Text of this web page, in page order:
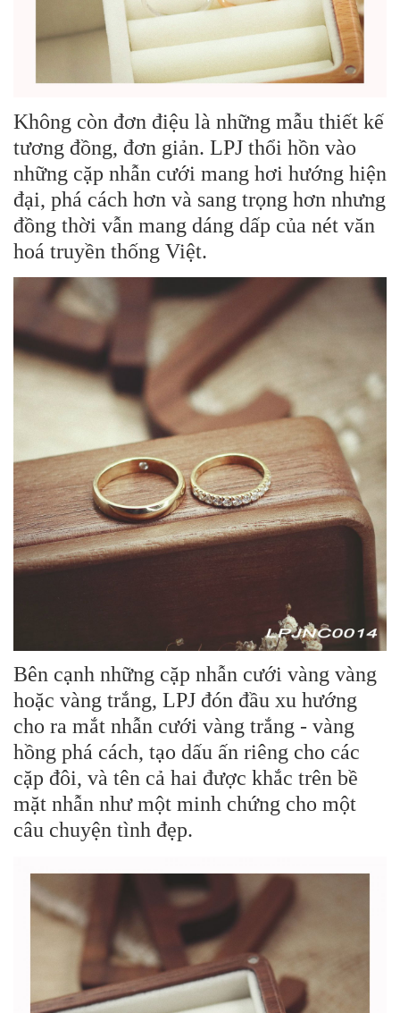
Không còn đơn điệu là những mẫu thiết kế
tương đồng, đơn giản. LPJ thổi hồn vào
những cặp nhẫn cưới mang hơi hướng hiện
đại, phá cách hơn và sang trọng hơn nhưng
đồng thời vẫn mang dáng dấp của nét văn
hoá truyền thống Việt.
Bên cạnh những cặp nhẫn cưới vàng vàng
hoặc vàng trắng, LPJ đón đầu xu hướng
cho ra mắt nhẫn cưới vàng trắng - vàng
hồng phá cách, tạo dấu ấn riêng cho các
cặp đôi, và tên cả hai được khắc trên bề
mặt nhẫn như một minh chứng cho một
câu chuyện tình đẹp.